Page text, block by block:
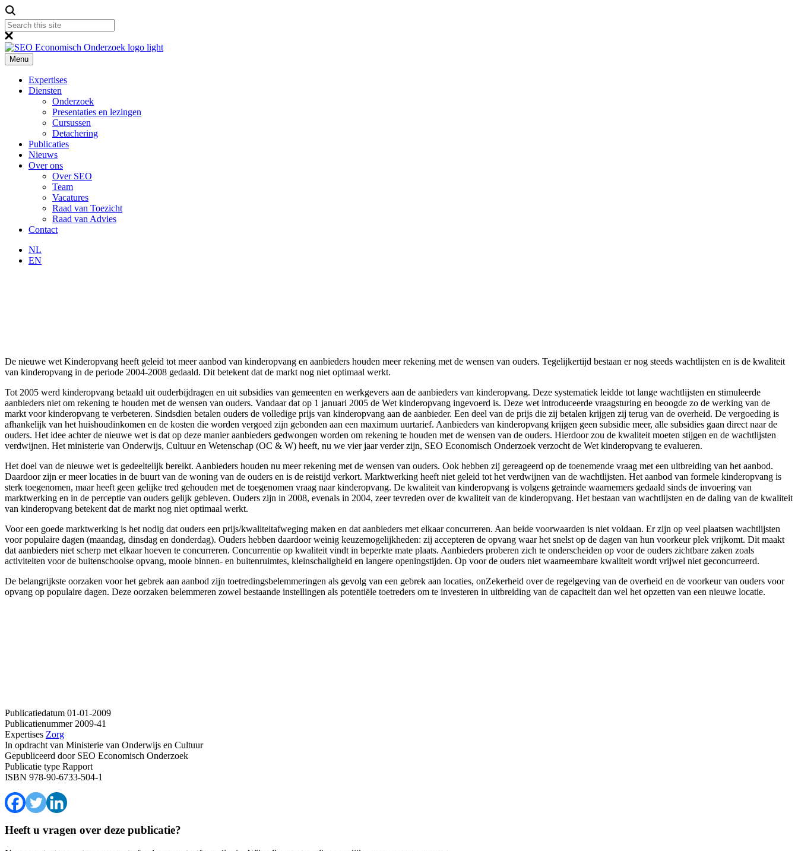
Menu
Expertises
Diensten
Onderzoek
Presentaties en lezingen
Cursussen
Detachering
Publicaties
Nieuws
Over ons
Over SEO
Team
Vacatures
Raad van Toezicht
Raad van Advies
Contact
NL
EN
De nieuwe wet Kinderopvang heeft geleid tot meer aanbod van kinderopvang en aanbieders houden meer rekening met de wensen van ouders. Tegelijkertijd bestaan er nog steeds wachtlijsten en is de kwaliteit
van kinderopvang in de periode 2004-2008 gedaald. Dit betekent dat de markt nog niet optimaal werkt.
Tot 2005 werd kinderopvang betaald uit ouderbijdragen en uit subsidies van gemeenten en werkgevers aan de aanbieders van kinderopvang. Deze systematiek leidde tot lange wachtlijsten en stimuleerde
aanbieders niet om rekening te houden met de wensen van ouders. Vandaar dat op 1 januari 2005 de Wet kinderopvang ingevoerd is. Deze wet introduceerde vraagsturing en beoogde zo de werking van de
markt voor kinderopvang te verbeteren. Sindsdien betalen ouders de volledige prijs van kinderopvang aan de aanbieder. Een deel van de prijs die zij betalen krijgen zij terug van de overheid. De vergoeding is
afhankelijk van het huishoudinkomen en de kosten die worden vergoed zijn gebonden aan een maximum uurtarief. Aanbieders van kinderopvang krijgen geen subsidie meer, alle subsidies gaan direct naar de
ouders. Het idee achter de nieuwe wet is dat op deze manier aanbieders gedwongen worden om rekening te houden met de wensen van de ouders. Hierdoor zou de kwaliteit moeten stijgen en de wachtlijsten
verdwijnen. Het ministerie van Onderwijs, Cultuur en Wetenschap (OC & W) heeft, nu we vier jaar verder zijn, SEO Economisch Onderzoek verzocht de Wet kinderopvang te evalueren.
Het doel van de nieuwe wet is gedeeltelijk bereikt. Aanbieders houden nu meer rekening met de wensen van ouders. Ook hebben zij gereageerd op de toenemende vraag met een uitbreiding van het aanbod.
Daardoor zijn er meer locaties in de buurt van de woning van de ouders en is de reistijd verkort. Marktwerking heeft niet geleid tot het verdwijnen van de wachtlijsten. Het aanbod van formele kinderopvang is
sterk toegenomen, maar heeft geen gelijke tred gehouden met de toegenomen vraag naar kinderopvang. De kwaliteit van kinderopvang is volgens getrainde waarnemers gedaald sinds de invoering van
marktwerking en in de perceptie van ouders gelijk gebleven. Ouders zijn in 2008, evenals in 2004, zeer tevreden over de kwaliteit van de kinderopvang. Het bestaan van wachtlijsten en de daling van de kwaliteit
van kinderopvang betekent dat de markt nog niet optimaal werkt.
Voor een goede marktwerking is het nodig dat ouders een prijs/kwaliteitafweging maken en dat aanbieders met elkaar concurreren. Aan beide voorwaarden is niet voldaan. Er zijn op veel plaatsen wachtlijsten
voor populaire dagen (maandag, dinsdag en donderdag). Ouders hebben daardoor weinig keuzemogelijkheden: zij accepteren de opvang waar het snelst op de dagen van hun voorkeur plek vrijkomt. Dit maakt
dat aanbieders niet scherp met elkaar hoeven te concurreren. Concurrentie op kwaliteit vindt in beperkte mate plaats. Aanbieders proberen zich te onderscheiden op voor de ouders zichtbare zaken zoals
activiteiten voor de buitenschoolse opvang, mooie binnen- en buitenruimtes, kleinschaligheid en langere openingstijden. Op voor de ouders niet waarneembare kwaliteit wordt vrijwel niet geconcurreerd.
De belangrijkste oorzaken voor het gebrek aan aanbod zijn toetredingsbelemmeringen als gevolg van een gebrek aan locaties, onZekerheid over de regelgeving van de overheid en de voorkeur van ouders voor
opvang op populaire dagen. Deze oorzaken belemmeren zowel bestaande instellingen als potentiële toetreders om te investeren in uitbreiding van de capaciteit dan wel het opzetten van een nieuwe locatie.
Publicatiedatum 01-01-2009
Publicatienummer2009-41
Expertises Zorg
In opdracht van Ministerie van Onderwijs en Cultuur
Gepubliceerd doorSEO Economisch Onderzoek
Publicatie type Rapport
ISBN 978-90-6733-504-1
Heeft u vragen over deze publicatie?